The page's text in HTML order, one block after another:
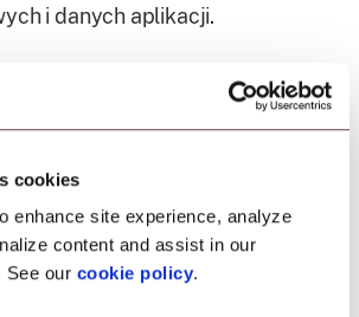
cookies
enhance site experience, analyze
content and assist in our
See our cookie policy.
i danych aplikacji.
sprzętu i nawigacji
sprzętowe, przycisk zasilania,
i nawigację ekranową na